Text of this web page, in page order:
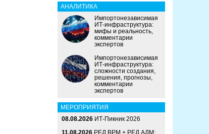
АНАЛИТИКА
Импортонезависимая
ИТ-инфраструктура:
мифы и реальность,
комментарии
экспертов
Импортонезависимая
ИТ-инфраструктура:
сложности создания,
решения, прогнозы,
комментарии
экспертов
МЕРОПРИЯТИЯ
08.08.2026 ИТ-Пикник 2026